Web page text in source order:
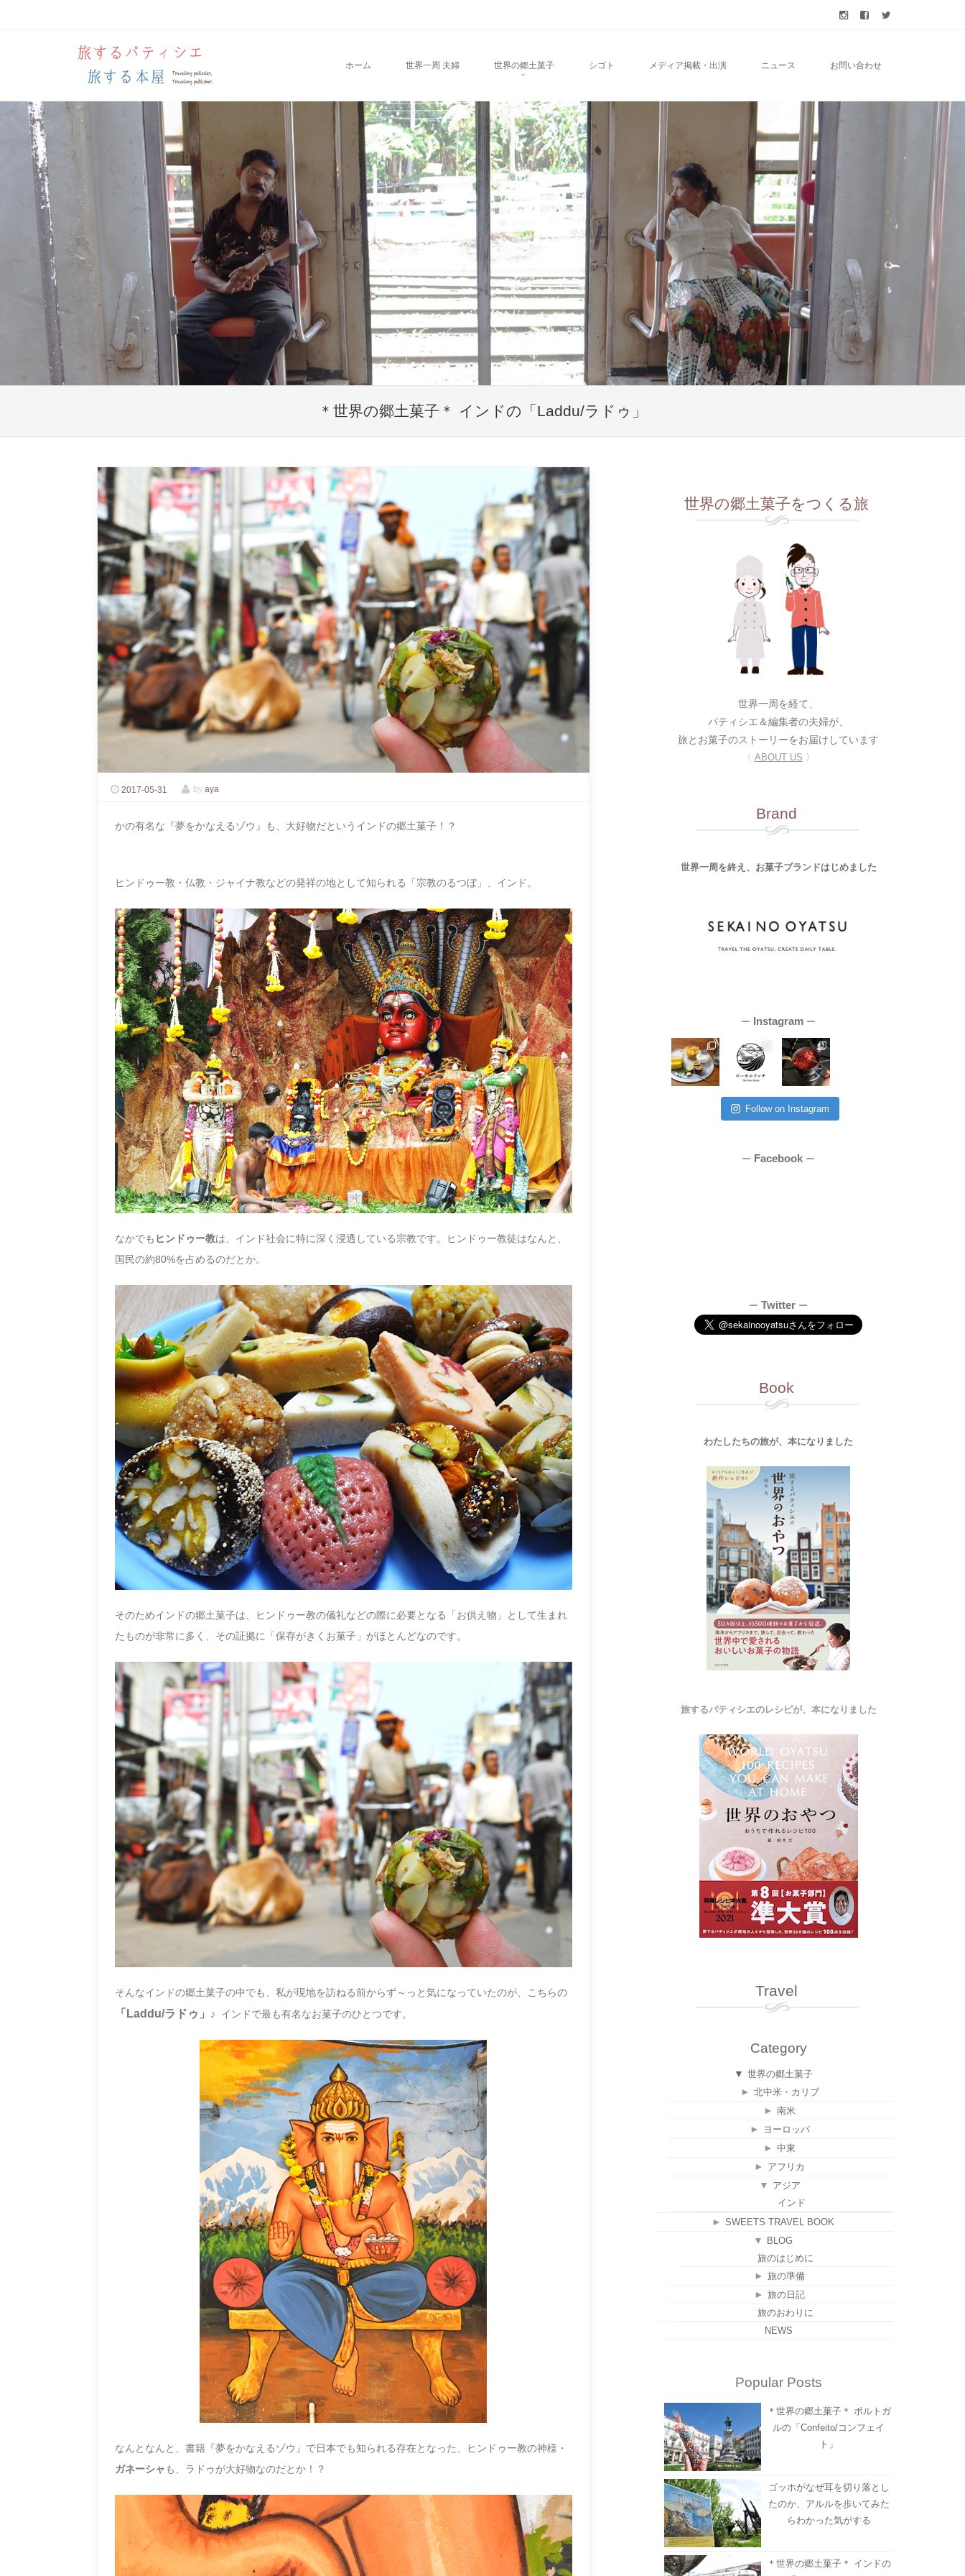
SKIP TO CONTENT
ホーム 世界一周 夫婦 世界の郷土菓子 シゴト メディア掲載・出演 ニュース お問い合わせ
＊世界の郷土菓子＊ インドの「Laddu/ラドゥ」
2017-05-31 byaya
かの有名な『夢をかなえるゾウ』も、大好物だというインドの郷土菓子！？
ヒンドゥー教・仏教・ジャイナ教などの発祥の地として知られる「宗教のるつぼ」、インド。
なかでも ヒンドゥー教は、インド社会に特に深く浸透している宗教です。ヒンドゥー教徒はなんと、
国民の約80%を占めるのだとか。
そのためインドの郷土菓子は、ヒンドゥー教の儀礼などの際に必要となる「お供え物」として生まれ
たものが非常に多く、その証拠に「保存がきくお菓子」がほとんどなのです。
そんなインドの郷土菓子の中でも、私が現地を訪ねる前からず～っと気になっていたのが、こちらの
「Laddu/ラドゥ」 ♪ インドで最も有名なお菓子のひとつです。
なんとなんと、書籍『夢をかなえるゾウ』で日本でも知られる存在となった、ヒンドゥー教の神様・
ガネーシャも、ラドゥが大好物なのだとか！？
世界の郷土菓子をつくる旅
世界一周を経て、
パティシエ＆編集者の夫婦が、
旅とお菓子のストーリーをお届けしています
〈 ABOUT US 〉
Brand
世界一周を終え、お菓子ブランドはじめました
ー Instagram ー
Follow on Instagram
ー Facebook ー
ー Twitter ー
Book
わたしたちの旅が、本になりました
旅するパティシエのレシピが、本になりました
Travel
Category
▼ 世界の郷土菓子
► 北中米・カリブ
► 南米
► ヨーロッパ
► 中東
► アフリカ
▼ アジア
インド
► SWEETS TRAVEL BOOK
▼
BLOG
旅のはじめに
► 旅の準備
► 旅の日記
旅のおわりに
NEWS
Popular Posts
＊世界の郷土菓子＊ ポルトガ
ルの「Confeito/コンフェイ
ト」
ゴッホがなぜ耳を切り落とし
たのか、アルルを歩いてみた
らわかった気がする
＊世界の郷土菓子＊ インドの